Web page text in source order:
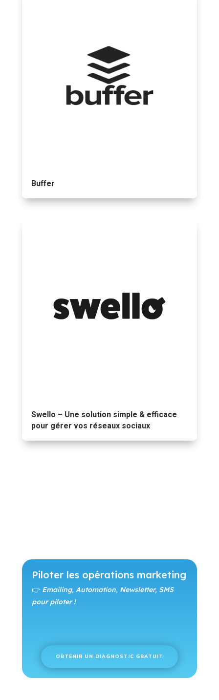
Buffer
Swello – Une solution simple & efficace
pour gérer vos réseaux sociaux
Piloter les opérations marketing
👉 Emailing, Automation, Newsletter, SMS
pour piloter !
OBTENIR UN DIAGNOSTIC GRATUIT